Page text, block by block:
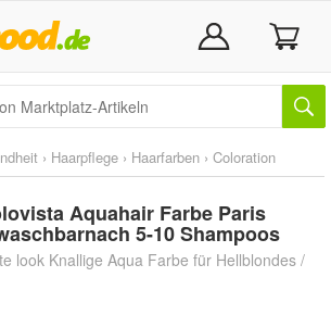
› Haarpflege › Haarfarben › Coloration
Aquahair Farbe Paris
5-10 Shampoos
look Knallige Aqua Farbe für Hellblondes /